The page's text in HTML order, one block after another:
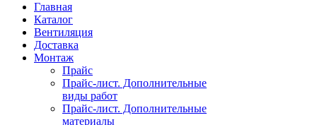
Главная
Каталог
Вентиляция
Доставка
Монтаж
Прайс
Прайс-лист. Дополнительные
виды работ
Прайс-лист. Дополнительные
материалы